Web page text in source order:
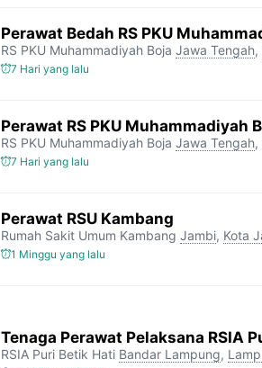
Perawat Bedah RS PKU
RS PKU Muhammadiyah Boja Jawa Tengah,
7 Hari yang lalu
Perawat RS PKU Muhammadiyah
RS PKU Muhammadiyah Boja Jawa Tengah,
7 Hari yang lalu
Perawat RSU Kambang
Rumah Sakit Umum Kambang Jambi, Kota
1 Minggu yang lalu
Tenaga Perawat Pelaksana RSIA
RSIA Puri Betik Hati Bandar Lampung,